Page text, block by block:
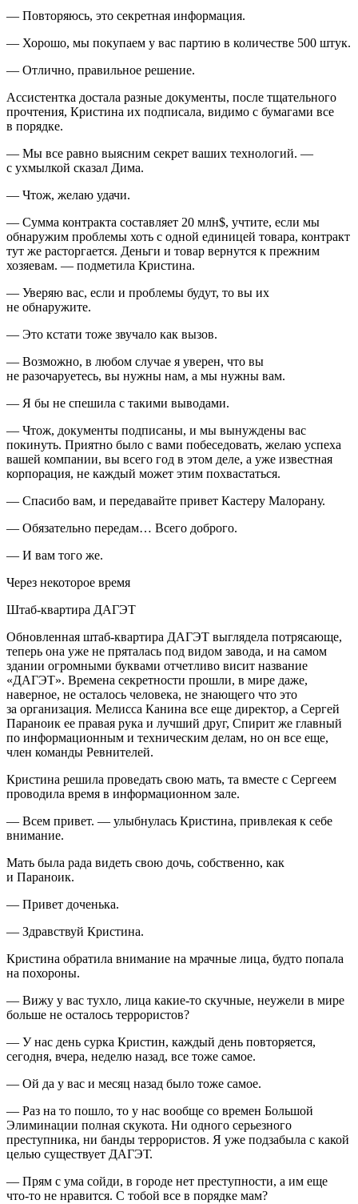
— Повторяюсь, это секретная информация.
— Хорошо, мы покупаем у вас партию в количестве 500 штук.
— Отлично, правильное решение.
Ассистентка достала разные документы, после тщательного
прочтения, Кристина их подписала, видимо с бумагами все
в порядке.
— Мы все равно выясним секрет ваших технологий. —
с ухмылкой сказал Дима.
— Чтож, желаю удачи.
— Сумма контракта составляет 20 млн$, учтите, если мы
обнаружим проблемы хоть с одной единицей товара, контракт
тут же расторгается. Деньги и товар вернутся к прежним
хозяевам. — подметила Кристина.
— Уверяю вас, если и проблемы будут, то вы их
не обнаружите.
— Это кстати тоже звучало как вызов.
— Возможно, в любом случае я уверен, что вы
не разочаруетесь, вы нужны нам, а мы нужны вам.
— Я бы не спешила с такими выводами.
— Чтож, документы подписаны, и мы вынуждены вас
покинуть. Приятно было с вами побеседовать, желаю успеха
вашей компании, вы всего год в этом деле, а уже известная
корпорация, не каждый может этим похвастаться.
— Спасибо вам, и передавайте привет Кастеру Малорану.
— Обязательно передам… Всего доброго.
— И вам того же.
Через некоторое время
Штаб-квартира ДАГЭТ
Обновленная штаб-квартира ДАГЭТ выглядела потрясающе,
теперь она уже не пряталась под видом завода, и на самом
здании огромными буквами отчетливо висит название
«ДАГЭТ». Времена секретности прошли, в мире даже,
наверное, не осталось человека, не знающего что это
за организация. Мелисса Канина все еще директор, а Сергей
Параноик ее правая рука и лучший друг, Спирит же главный
по информационным и техническим делам, но он все еще,
член команды Ревнителей.
Кристина решила проведать свою мать, та вместе с Сергеем
проводила время в информационном зале.
— Всем привет. — улыбнулась Кристина, привлекая к себе
внимание.
Мать была рада видеть свою дочь, собственно, как
и Параноик.
— Привет доченька.
— Здравствуй Кристина.
Кристина обратила внимание на мрачные лица, будто попала
на похороны.
— Вижу у вас тухло, лица какие-то скучные, неужели в мире
больше не осталось террористов?
— У нас день сурка Кристин, каждый день повторяется,
сегодня, вчера, неделю назад, все тоже самое.
— Ой да у вас и месяц назад было тоже самое.
— Раз на то пошло, то у нас вообще со времен Большой
Элиминации полная скукота. Ни одного серьезного
преступника, ни банды террористов. Я уже подзабыла с какой
целью существует ДАГЭТ.
— Прям с ума сойди, в городе нет преступности, а им еще
что-то не нравится. С тобой все в порядке мам?